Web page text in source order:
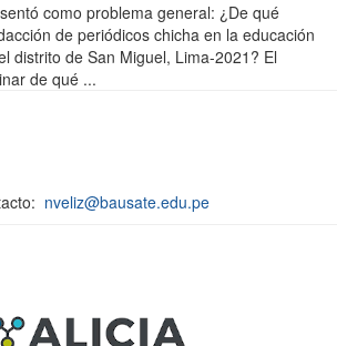
como problema general: ¿De qué
de periódicos chicha en la educación
distrito de San Miguel, Lima-2021? El
de qué ...
nveliz@bausate.edu.pe